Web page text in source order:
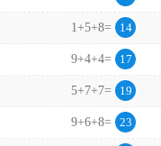
1+5+8= 14
9+4+4= 17
5+7+7= 19
9+6+8= 23